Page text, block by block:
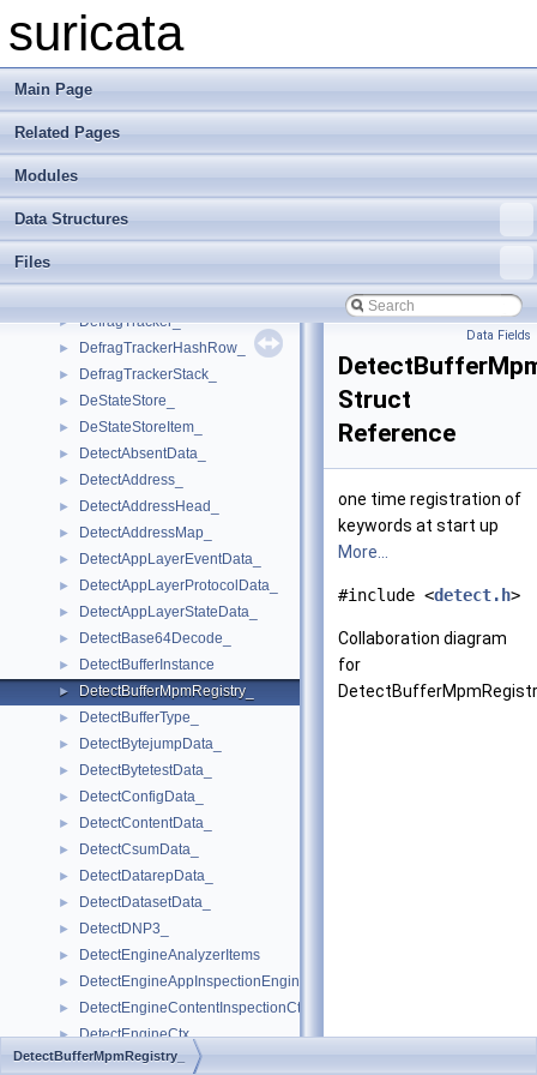
suricata
Main Page
Related Pages
Modules
Data Structures
Files
► DagRecord_
► DataJsonType
► DataRepResultType
► Dataset
► DefragConfig_
► DefragContext_
► DefragTracker_
► DefragTrackerHashRow_
► DefragTrackerStack_
► DeStateStore_
► DeStateStoreItem_
► DetectAbsentData_
► DetectAddress_
► DetectAddressHead_
► DetectAddressMap_
► DetectAppLayerEventData_
► DetectAppLayerProtocolData_
► DetectAppLayerStateData_
► DetectBase64Decode_
► DetectBufferInstance
► DetectBufferMpmRegistry_
► DetectBufferType_
► DetectBytejumpData_
► DetectBytetestData_
► DetectConfigData_
► DetectContentData_
► DetectCsumData_
► DetectDatarepData_
► DetectDatasetData_
► DetectDNP3_
► DetectEngineAnalyzerItems
► DetectEngineAppInspectionEngine_
► DetectEngineContentInspectionCtx
► DetectEngineCtx_
► DetectEngineEventData_
Data Fields
Struct
Reference
one time registration of
keywords at start up
More...
#include <detect.h>
Collaboration diagram
for
DetectBufferMpmRegistry_